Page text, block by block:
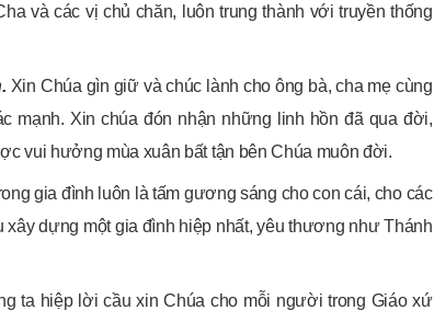
và các vị chủ chăn, luôn trung thành với truyền thống
Xin Chúa gìn giữ và chúc lành cho ông bà, cha mẹ cùng
mạnh. Xin chúa đón nhận những linh hồn đã qua đời,
vui hưởng mùa xuân bất tận bên Chúa muôn đời.
gia đình luôn là tấm gương sáng cho con cái, cho các
dựng một gia đình hiệp nhất, yêu thương như Thánh
ta hiệp lời cầu xin Chúa cho mỗi người trong Giáo xứ